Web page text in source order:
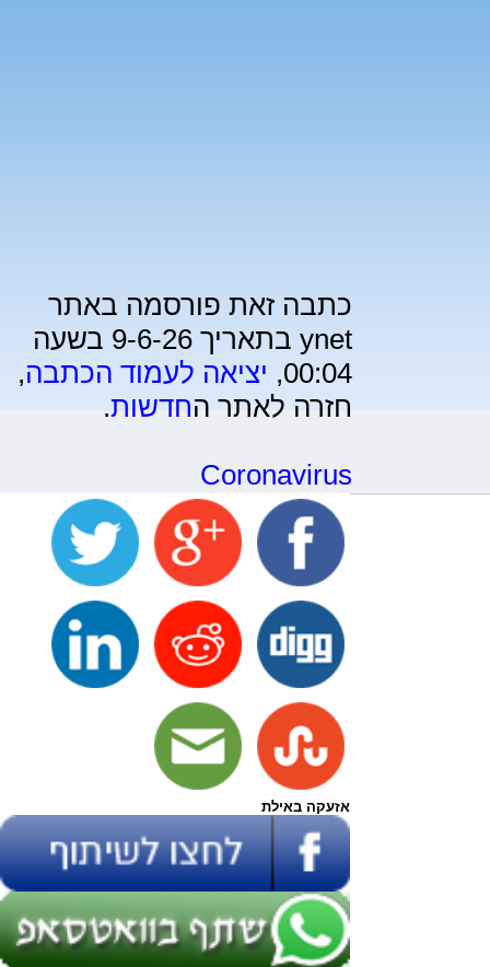
כתבה זאת פורסמה באתר
ynet בתאריך 9-6-26 בשעה
00:04, יציאה לעמוד הכתבה,
חזרה לאתר החדשות.
Coronavirus
אזעקה באילת